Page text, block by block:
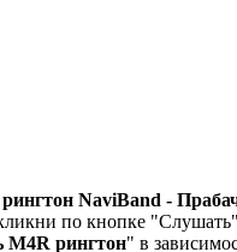
рингтон NaviBand -
по кнопке
M4R рингтон" в